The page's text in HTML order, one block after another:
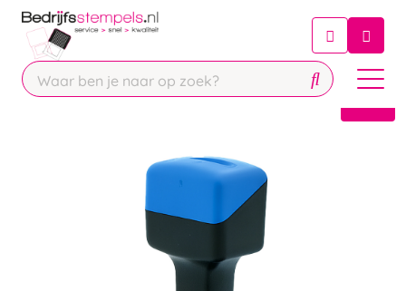
Chatbot
Chat 24/7 met onze chatbot voor
Contact